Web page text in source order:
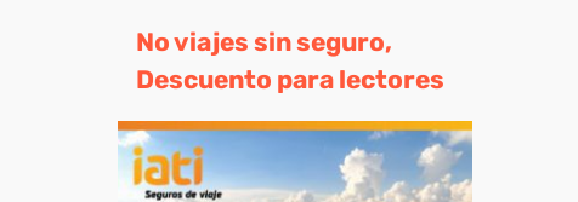
No viajes sin seguro,
Descuento para lectores